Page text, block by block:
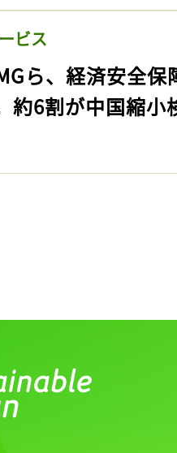
ビス
ら、経済安全
約6割が中国縮小